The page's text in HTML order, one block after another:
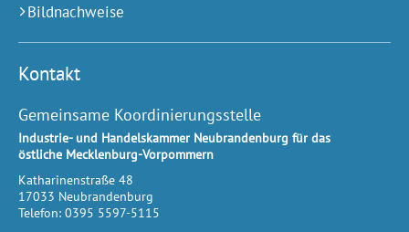
Bildnachweise
Kontakt
Gemeinsame Koordinierungsstelle
Industrie- und Handelskammer Neubrandenburg für das
östliche Mecklenburg-Vorpommern
Katharinenstraße 48
17033 Neubrandenburg
Telefon: 0395 5597-5115